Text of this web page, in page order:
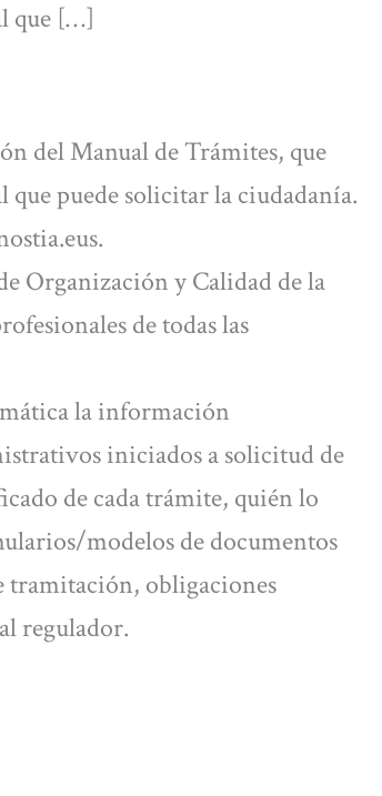
que […]
del Manual de Trámites, que
puede solicitar la ciudadanía.
Organización y Calidad de la
de todas las
la información
iniciados a solicitud de
de cada trámite, quién lo
modelos de documentos
tramitación, obligaciones
regulador.